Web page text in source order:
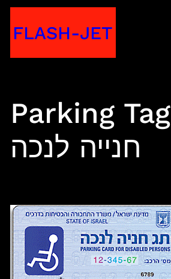
toFLASH-JET
Parking Tag תג
חנייה לנכה